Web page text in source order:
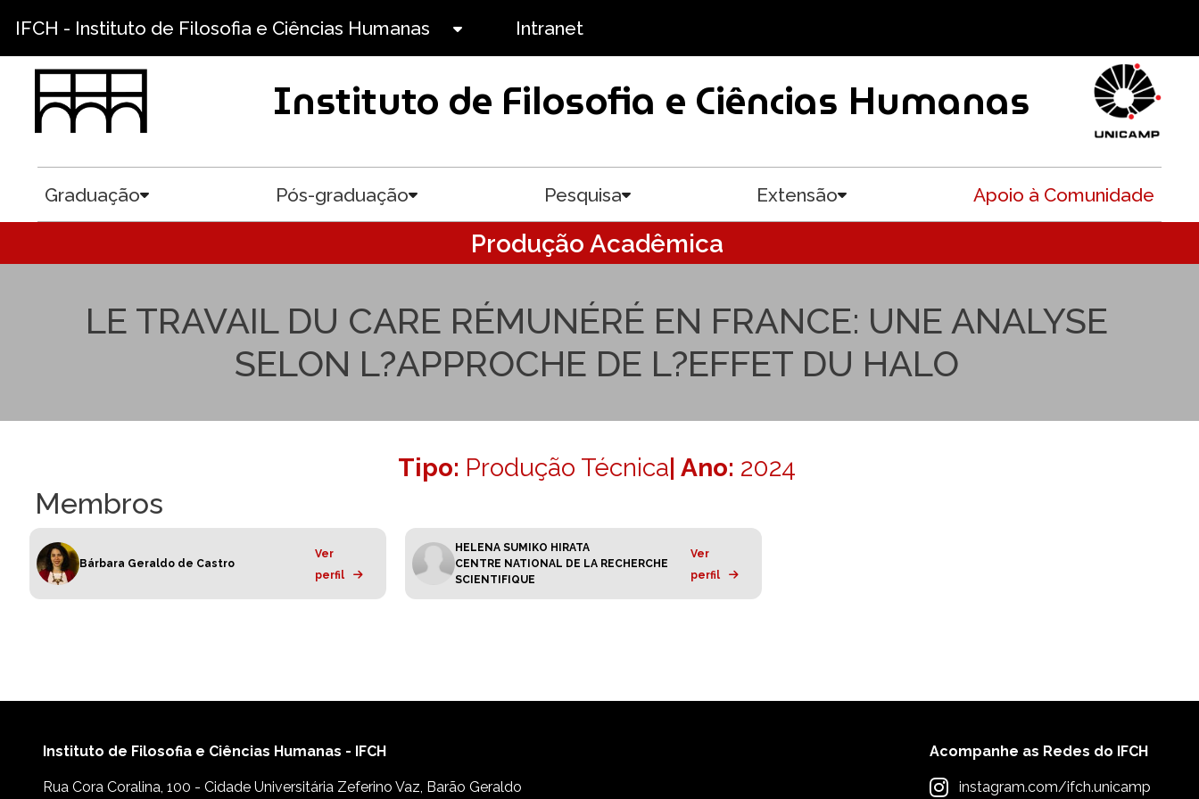
IFCH - Instituto de Filosofia e Ciências Humanas Intranet
Instituto de Filosofia e Ciências Humanas
Graduação Pós-graduação Pesquisa Extensão Apoio à Comunidade
Produção Acadêmica
LE TRAVAIL DU CARE RÉMUNÉRÉ EN FRANCE: UNE ANALYSE
SELON L?APPROCHE DE L?EFFET DU HALO
Tipo: Produção Técnica| Ano: 2024
Membros
Bárbara Geraldo de Castro
Ver
perfil
HELENA SUMIKO HIRATA
CENTRE NATIONAL DE LA RECHERCHE
SCIENTIFIQUE
Ver
perfil
Instituto de Filosofia e Ciências Humanas - IFCH
Rua Cora Coralina, 100 - Cidade Universitária Zeferino Vaz, Barão Geraldo
Acompanhe as Redes do IFCH
instagram.com/ifch.unicamp